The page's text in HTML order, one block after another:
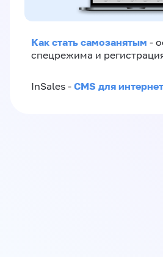
Как стать самозанятым -
спецрежима и
InSales - CMS для